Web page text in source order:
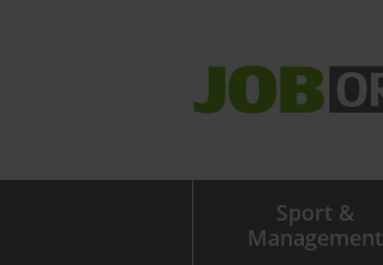
Sport &
Management